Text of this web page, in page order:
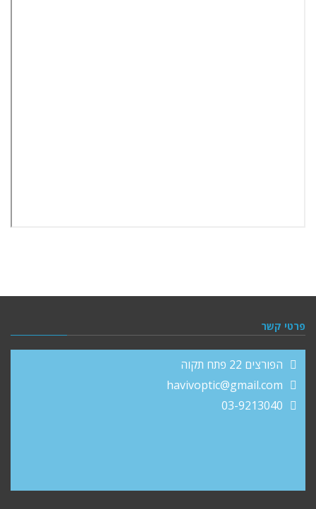
פרטי קשר
הפורצים 22 פתח תקוה
havivoptic@gmail.com
03-9213040